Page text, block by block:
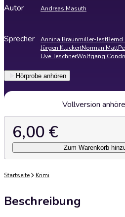
Autor Andreas Masuth
Sprecher Annina Braunmiller-Jest
Jürgen KluckertNorman Matt
Uve TeschnerWolfgang
Hörprobe anhören
Vollversion
6,00 €
Zum Warenkorb
Startseite Krimi
Beschreibung